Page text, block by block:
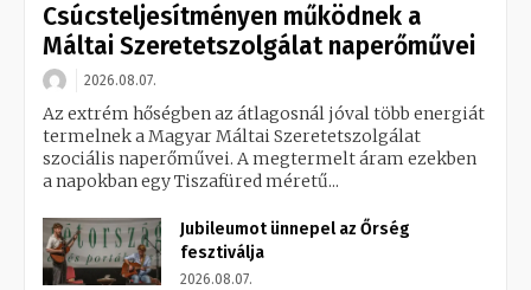
Csúcsteljesítményen működnek a
Máltai Szeretetszolgálat naperőművei
2026.08.07.
Az extrém hőségben az átlagosnál jóval több energiát
termelnek a Magyar Máltai Szeretetszolgálat
szociális naperőművei. A megtermelt áram ezekben
a napokban egy Tiszafüred méretű...
Jubileumot ünnepel az Őrség
fesztiválja
2026.08.07.